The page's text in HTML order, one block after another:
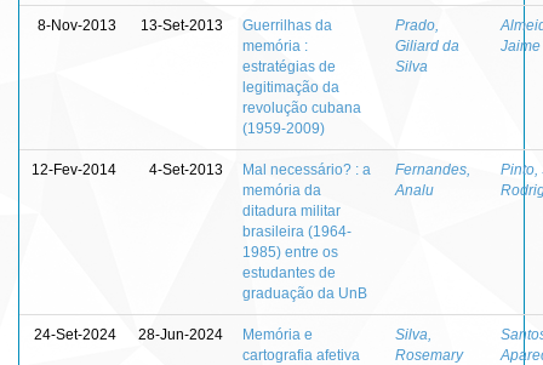
8-Nov-2013 13-Set-2013
Guerrilhas da
memória :
estratégias de
legitimação da
revolução cubana
(1959-2009)
Prado,
Giliard da
Silva
12-Fev-2014 4-Set-2013
Mal necessário? : a
memória da
ditadura militar
brasileira (1964-
1985) entre os
estudantes de
graduação da UnB
Fernandes,
Analu
Pinto,
24-Set-2024 28-Jun-2024
Memória e
cartografia afetiva
Silva,
Rosemary